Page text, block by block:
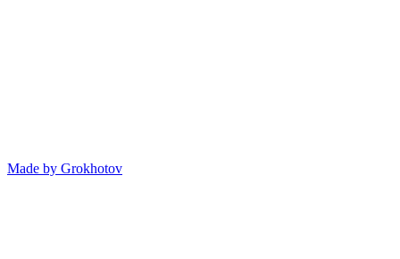
Made by Grokhotov